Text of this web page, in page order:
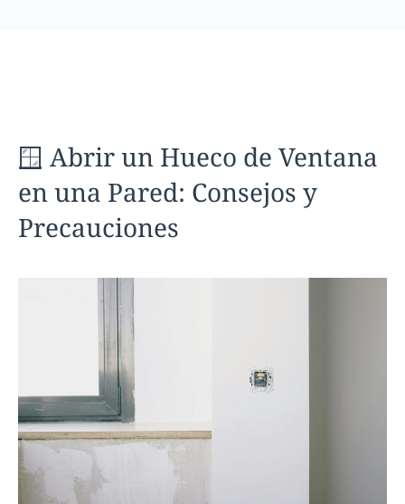
🪟 Abrir un Hueco de Ventana
en una Pared: Consejos y
Precauciones